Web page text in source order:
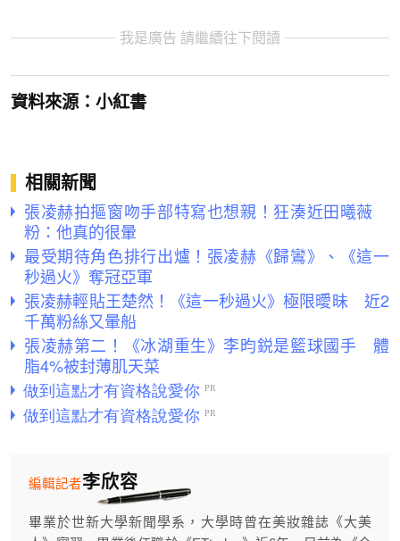
我是廣告 請繼續往下閱讀
資料來源：小紅書
相關新聞
張凌赫拍摳窗吻手部特寫也想親！狂湊近田曦薇
粉：他真的很暈
最受期待角色排行出爐！張凌赫《歸鸞》、《這一
秒過火》奪冠亞軍
張凌赫輕貼王楚然！《這一秒過火》極限曖昧 近2
千萬粉絲又暈船
張凌赫第二！《冰湖重生》李昀鋭是籃球國手 體
脂4%被封薄肌天菜
李欣容
編輯記者
畢業於世新大學新聞學系，大學時曾在美妝雜誌《大美